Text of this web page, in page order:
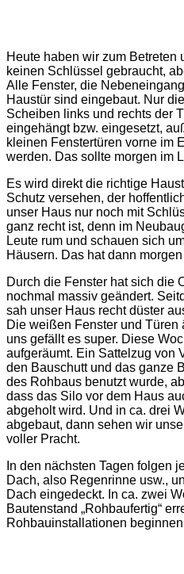
Heute haben wir zum Betreten
keinen Schlüssel gebraucht,
Alle Fenster, die
Haustür sind eingebaut. Nur
Scheiben links und rechts der
eingehängt bzw. eingesetzt,
kleinen Fenstertüren vorne im
werden. Das sollte morgen im
Es wird direkt die richtige
Schutz versehen, der
unser Haus nur noch mit
ganz recht ist, denn im
Leute rum und schauen sich
Häusern. Das hat dann
Durch die Fenster hat sich die
nochmal massiv geändert.
sah unser Haus recht düster
Die weißen Fenster und Türen
uns gefällt es super. Diese
aufgeräumt. Ein Sattelzug von
den Bauschutt und das ganze
des Rohbaus benutzt wurde,
dass das Silo vor dem Haus
abgeholt wird. Und in ca. drei
abgebaut, dann sehen wir
voller Pracht.
In den nächsten Tagen folgen
Dach, also Regenrinne usw.,
Dach eingedeckt. In ca. zwei
Bautenstand „Rohbaufertig“
Rohbauinstallationen